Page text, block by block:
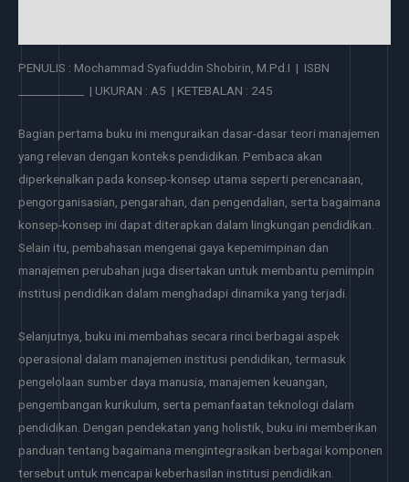
PENULIS : Mochammad Syafiuddin Shobirin, M.Pd.I | ISBN
____________ | UKURAN : A5 | KETEBALAN : 245
Bagian pertama buku ini menguraikan dasar-dasar teori manajemen
yang relevan dengan konteks pendidikan. Pembaca akan
diperkenalkan pada konsep-konsep utama seperti perencanaan,
pengorganisasian, pengarahan, dan pengendalian, serta bagaimana
konsep-konsep ini dapat diterapkan dalam lingkungan pendidikan.
Selain itu, pembahasan mengenai gaya kepemimpinan dan
manajemen perubahan juga disertakan untuk membantu pemimpin
institusi pendidikan dalam menghadapi dinamika yang terjadi.
Selanjutnya, buku ini membahas secara rinci berbagai aspek
operasional dalam manajemen institusi pendidikan, termasuk
pengelolaan sumber daya manusia, manajemen keuangan,
pengembangan kurikulum, serta pemanfaatan teknologi dalam
pendidikan. Dengan pendekatan yang holistik, buku ini memberikan
panduan tentang bagaimana mengintegrasikan berbagai komponen
tersebut untuk mencapai keberhasilan institusi pendidikan.